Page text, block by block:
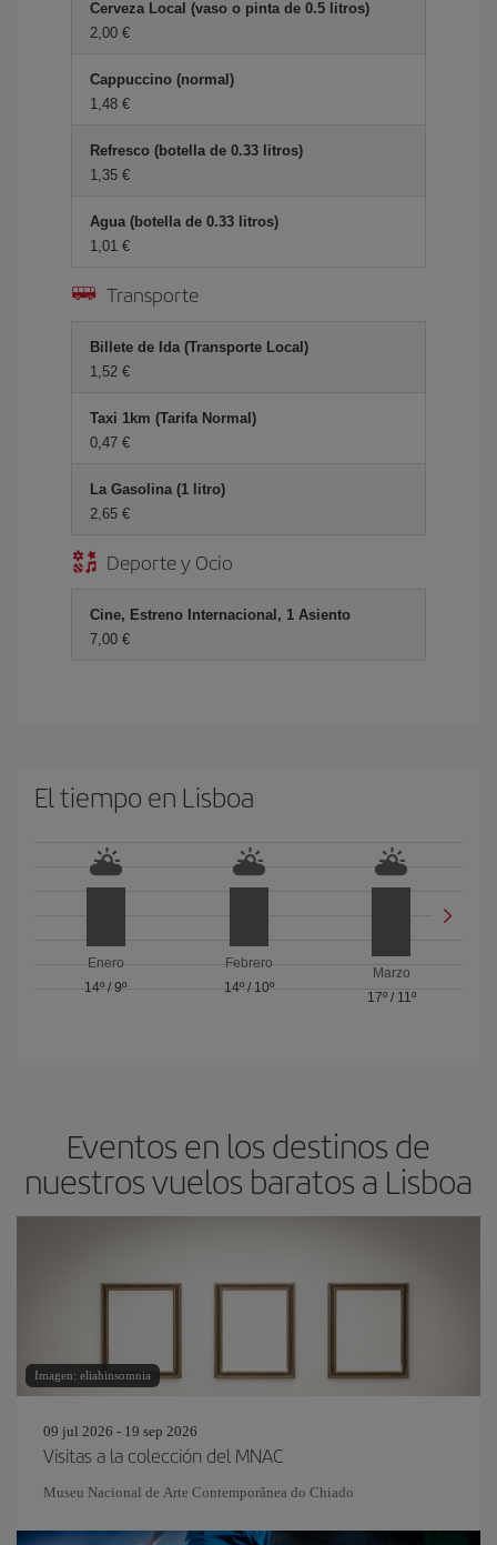
Cerveza Local (vaso o pinta de 0.5 litros)
2,00 €
Cappuccino (normal)
1,48 €
Refresco (botella de 0.33 litros)
1,35 €
Agua (botella de 0.33 litros)
1,01 €
Transporte
Billete de Ida (Transporte Local)
1,52 €
Taxi 1km (Tarifa Normal)
0,47 €
La Gasolina (1 litro)
2,65 €
Deporte y Ocio
Cine, Estreno Internacional, 1 Asiento
7,00 €
El tiempo en Lisboa
Enero
14º /9º
Febrero
14º/ 10º
Marzo
17º/ 11º
Eventos en los destinos de
nuestros vuelos baratos a Lisboa
Imagen: eliahinsomnia
09 jul 2026 - 19 sep 2026
Visitas a la colección del MNAC
Museu Nacional de Arte Contemporânea do Chiado